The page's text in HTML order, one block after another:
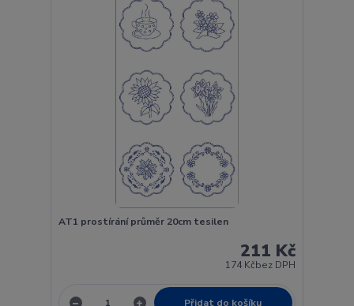
AT1 prostírání průměr 20cm tesilen
211 Kč
174 Kčbez DPH
Přidat do košíku